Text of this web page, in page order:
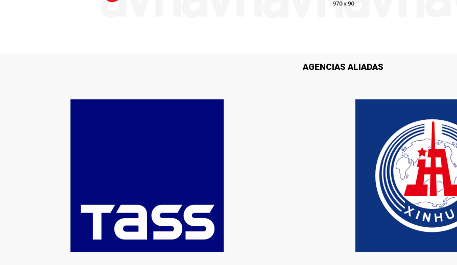
AGENCIAS ALIADAS